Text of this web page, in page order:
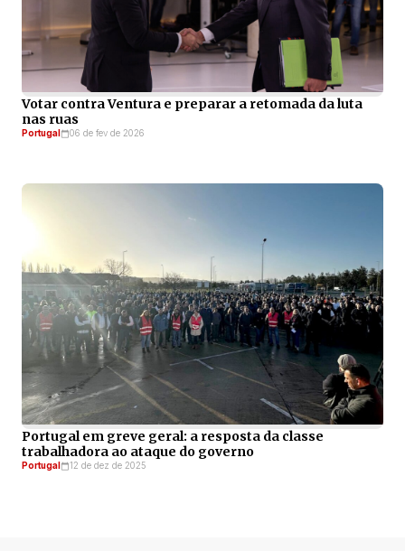
Votar contra Ventura e preparar a retomada da luta
nas ruas
Portugal 06 de fev de 2026
Portugal em greve geral: a resposta da classe
trabalhadora ao ataque do governo
Portugal 12 de dez de 2025